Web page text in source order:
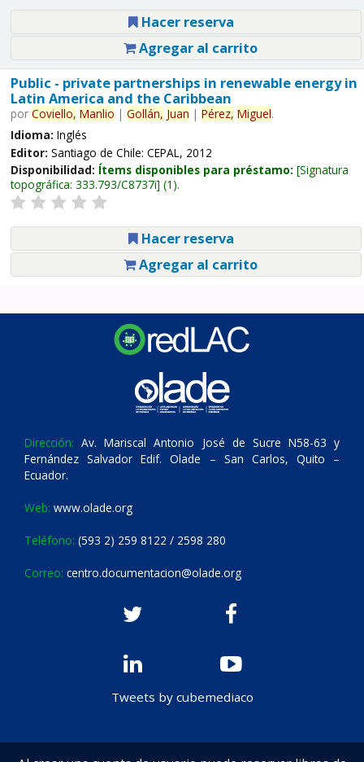
Hacer reserva
Agregar al carrito
Public - private partnerships in renewable energy in
Latin America and the Caribbean
por Coviello, Manlio | Gollán, Juan | Pérez, Miguel.
Idioma: Inglés
Editor: Santiago de Chile: CEPAL, 2012
Disponibilidad: Ítems disponibles para préstamo: Signatura
topográfica: 333.793/C8737i (1).
Hacer reserva
Agregar al carrito
Dirección: Av. Mariscal Antonio José de Sucre N58-63 y
Fernández Salvador Edif. Olade – San Carlos, Quito –
Ecuador.
Web: www.olade.org
Teléfono: (593 2) 259 8122 / 2598 280
Correo: centro.documentacion@olade.org
Tweets by cubemediaco